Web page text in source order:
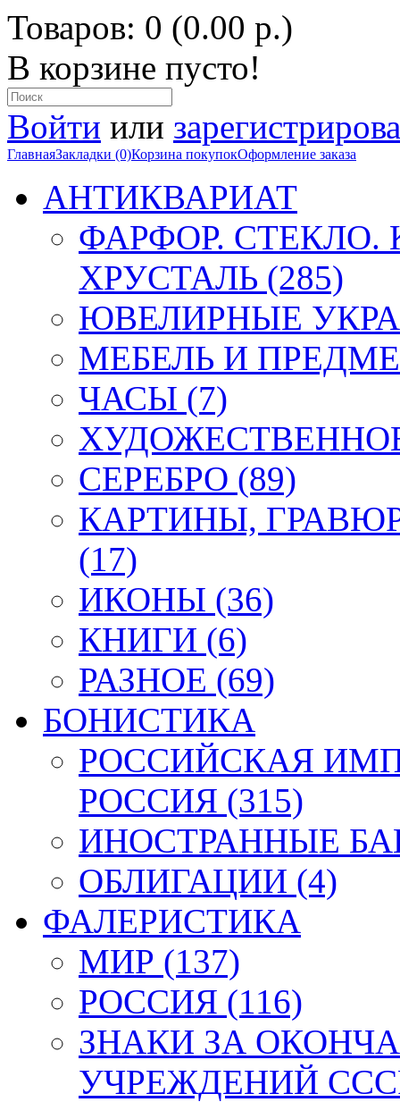
Товаров: 0 (0.00 р.)
В корзине пусто!
Войти или
ГлавнаяЗакладки (0)Корзина покупокОформление заказа
АНТИКВАРИАТ
ФАРФОР.
ХРУСТАЛЬ (285)
ЮВЕЛИРНЫЕ
МЕБЕЛЬ И
ЧАСЫ (7)
СЕРЕБРО (89)
КАРТИНЫ,
(17)
ИКОНЫ (36)
КНИГИ (6)
РАЗНОЕ (69)
БОНИСТИКА
РОССИЙСКАЯ
РОССИЯ (315)
ИНОСТРАННЫЕ
ОБЛИГАЦИИ (4)
ФАЛЕРИСТИКА
МИР (137)
РОССИЯ (116)
ЗНАКИ ЗА
УЧРЕЖДЕНИЙ